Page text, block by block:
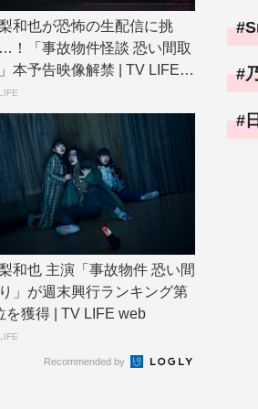
和也が恐怖の生配信に挑
！「事故物件怪談 恐い間取
本予告映像解禁 | TV LIFE w
和也 主演「事故物件 恐い間
」が週末興行ランキング第
を獲得 | TV LIFE web
Recommended by